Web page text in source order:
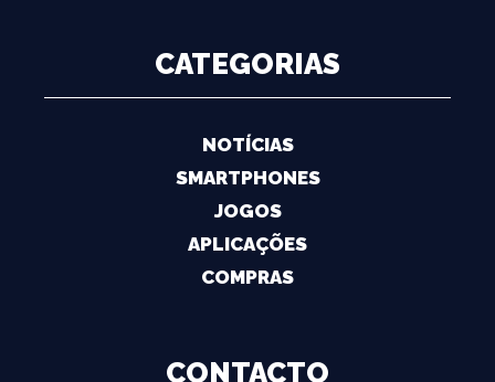
CATEGORIAS
NOTÍCIAS
SMARTPHONES
JOGOS
APLICAÇÕES
COMPRAS
CONTACTO